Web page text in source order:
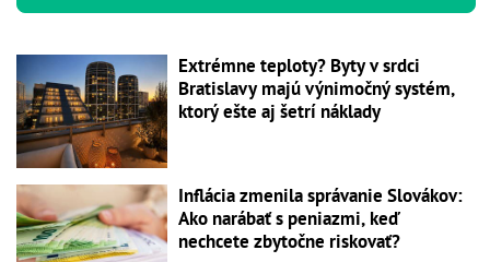
Extrémne teploty? Byty v srdci
Bratislavy majú výnimočný systém,
ktorý ešte aj šetrí náklady
Inflácia zmenila správanie Slovákov:
Ako narábať s peniazmi, keď
nechcete zbytočne riskovať?